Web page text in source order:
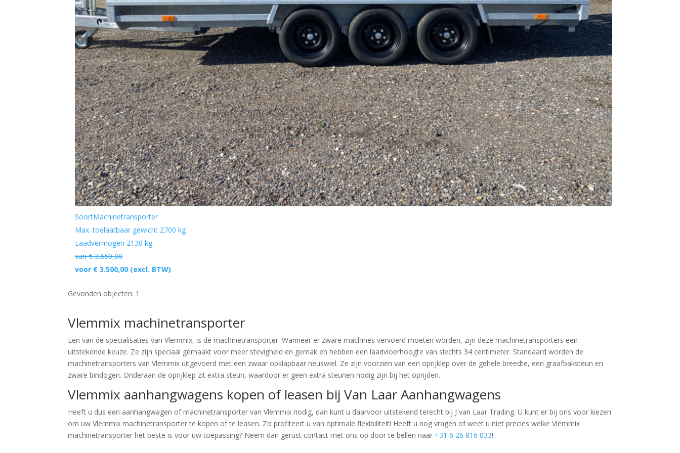
SoortMachinetransporter
Max. toelaatbaar gewicht 2700 kg
Laadvermogen 2130 kg
van € 3.650,00
voor € 3.500,00 (excl. BTW)
Gevonden objecten: 1
Vlemmix machinetransporter
Een van de specialisaties van Vlemmix, is de machinetransporter. Wanneer er zware machines vervoerd moeten worden, zijn deze machinetransporters een
uitstekende keuze. Ze zijn speciaal gemaakt voor meer stevigheid en gemak en hebben een laadvloerhoogte van slechts 34 centimeter. Standaard worden de
machinetransporters van Vlemmix uitgevoerd met een zwaar opklapbaar neuswiel. Ze zijn voorzien van een oprijklep over de gehele breedte, een graafbaksteun en
zware bindogen. Onderaan de oprijklep zit extra steun, waardoor er geen extra steunen nodig zijn bij het oprijden.
Vlemmix aanhangwagens kopen of leasen bij Van Laar Aanhangwagens
Heeft u dus een aanhangwagen of machinetransporter van Vlemmix nodig, dan kunt u daarvoor uitstekend terecht bij J van Laar Trading. U kunt er bij ons voor kiezen
om uw Vlemmix machinetransporter te kopen of te leasen. Zo profiteert u van optimale flexibiliteit! Heeft u nog vragen of weet u niet precies welke Vlemmix
machinetransporter het beste is voor uw toepassing? Neem dan gerust contact met ons op door te bellen naar +31 6 26 816 033!